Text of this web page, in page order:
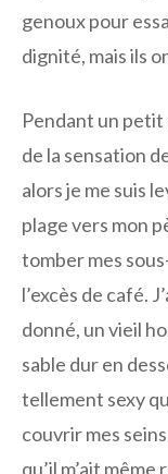
genoux pour
dignité, mais ils
Pendant un
de la sensation
alors je me suis
plage vers mon
tomber mes
l’excès de café.
donné, un vieil
sable dur en
tellement sexy
couvrir mes
qu’il m’ait